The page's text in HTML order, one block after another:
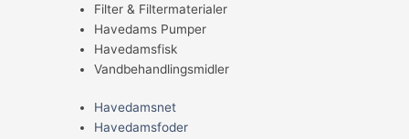
Filter & Filtermaterialer
Havedams Pumper
Havedamsfisk
Vandbehandlingsmidler
Havedamsnet
Havedamsfoder